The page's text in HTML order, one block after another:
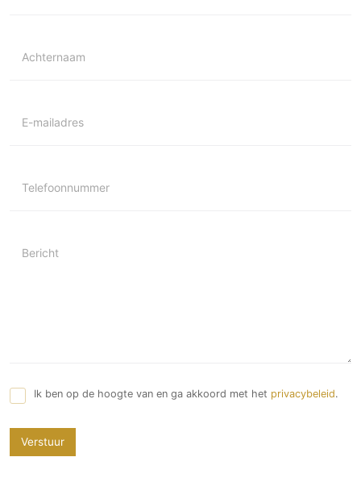
Achternaam
E-mailadres
Telefoonnummer
Bericht
Ik ben op de hoogte van en ga akkoord met het privacybeleid.
Verstuur